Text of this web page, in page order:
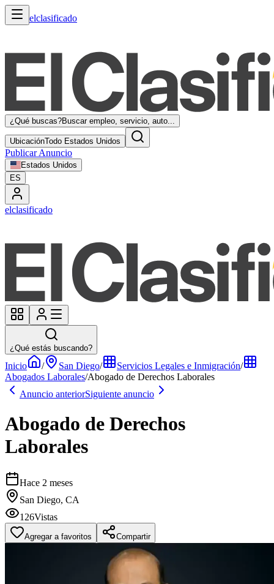
elclasificado
¿Qué buscas?Buscar empleo, servicio, auto...
UbicaciónTodo Estados Unidos
Publicar Anuncio
Estados Unidos
ES
elclasificado
¿Qué estás buscando?
Inicio / San Diego/ Servicios Legales e Inmigración/
Abogados Laborales/Abogado de Derechos Laborales
Anuncio anteriorSiguiente anuncio
Abogado de Derechos
Laborales
Hace 2 meses
San Diego, CA
126Vistas
Agregar a favoritos Compartir